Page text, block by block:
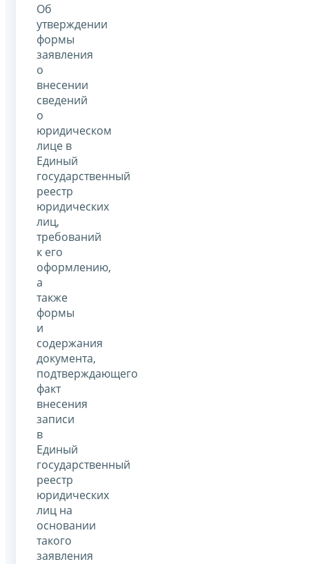
Об
утверждении
формы
заявления
о
внесении
сведений
о
юридическом
лице в
Единый
государственный
реестр
юридических
лиц,
требований
к его
оформлению,
а
также
формы
и
содержания
документа,
подтверждающего
факт
внесения
записи
в
Единый
государственный
реестр
юридических
лиц на
основании
такого
заявления